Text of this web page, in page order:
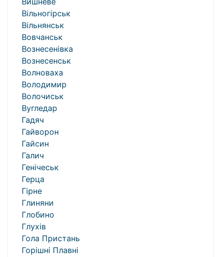
Вільногірськ
Вільнянськ
Вовчанськ
Вознесенівка
Вознесенськ
Волноваха
Володимир
Волочиськ
Вугледар
Гадяч
Гайворон
Гайсин
Галич
Генічеськ
Герца
Гірне
Глиняни
Глобино
Глухів
Гола Пристань
Горішні Плавні